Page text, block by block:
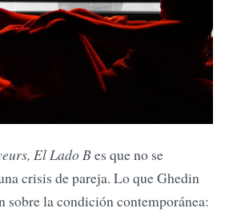
El Lado Bes que no se
crisis de pareja. Lo que Ghedin
sobre la condición contemporánea: